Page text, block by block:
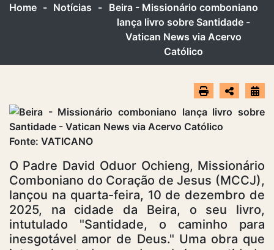
Home - Notícias - Beira - Missionário comboniano
lança livro sobre Santidade -
Vatican News via Acervo
Católico
Fonte: VATICANO
O Padre David Oduor Ochieng, Missionário
Comboniano do Coração de Jesus (MCCJ),
lançou na quarta-feira, 10 de dezembro de
2025, na cidade da Beira, o seu livro,
intutulado "Santidade, o caminho para
inesgotável amor de Deus." Uma obra que